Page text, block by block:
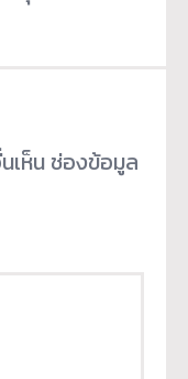
เห็น ช่องข้อมูล